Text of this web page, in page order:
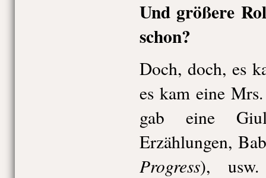
Und größere
schon?
Doch, doch, es
es kam eine
gab eine
Erzählungen,
Progress), usw.